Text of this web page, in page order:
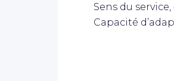
Sens du
Capacité